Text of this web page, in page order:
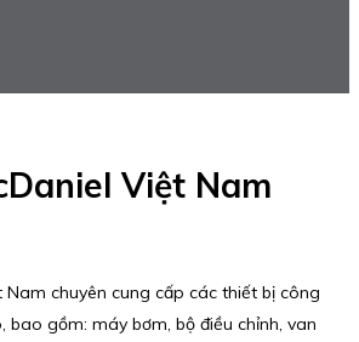
Việt Nam
chuyên cung cấp các thiết bị công
bao gồm: máy bơm, bộ điều chỉnh, van